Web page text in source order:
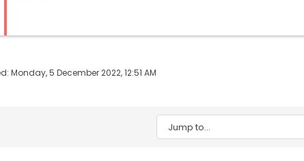
Monday, 5 December 2022, 12:51 AM
Jump to...